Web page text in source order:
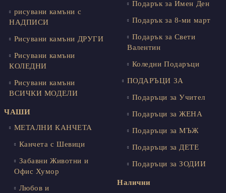
рисувани камъни с
НАДПИСИ
Рисувани камъни ДРУГИ
Рисувани камъни
КОЛЕДНИ
Рисувани камъни
ВСИЧКИ МОДЕЛИ
ЧАШИ
МЕТАЛНИ КАНЧЕТА
Канчета с Шевици
Забавни Животни и
Офис Хумор
Любов и
Подарък за Имен Ден
Подарък за 8-ми март
Подарък за Свети
Валентин
Коледни Подаръци
ПОДАРЪЦИ ЗА
Подаръци за Учител
Подаръци за ЖЕНА
Подаръци за МЪЖ
Подаръци за ДЕТЕ
Подаръци за ЗОДИИ
Налични